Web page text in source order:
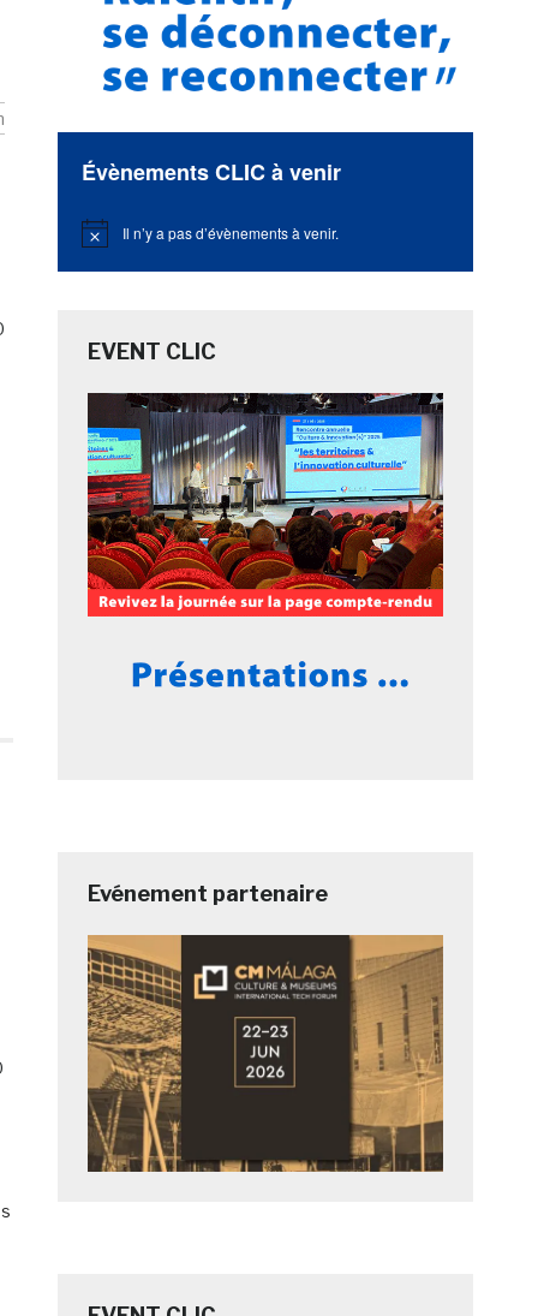
Évènements CLIC à venir
Notice Il n’y a pas d’évènements à venir.
EVENT CLIC
Evénement partenaire